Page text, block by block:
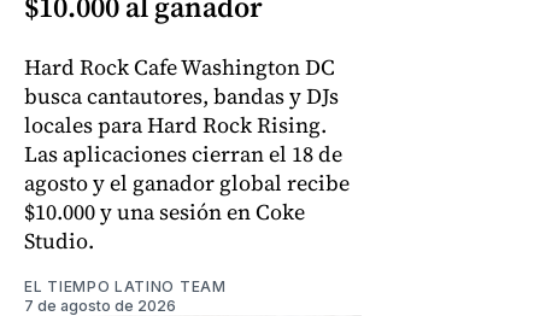
Hard Rock Cafe Washington DC
busca cantautores, bandas y DJs
locales para Hard Rock Rising.
Las aplicaciones cierran el 18 de
agosto y el ganador global recibe
$10.000 y una sesión en Coke
Studio.
EL TIEMPO LATINO TEAM
7 de agosto de 2026